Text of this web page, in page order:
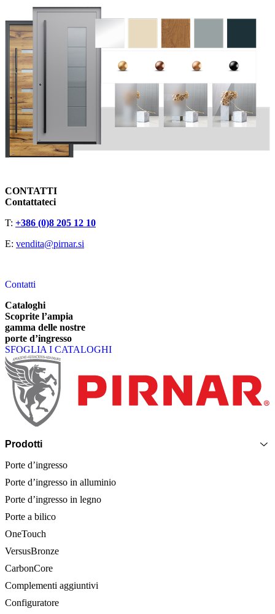
CONTATTI
Contattateci
T: +386 (0)8 205 12 10
E: vendita@pirnar.si
Contatti
Cataloghi
Scoprite l’ampia
gamma delle nostre
porte d’ingresso
SFOGLIA I CATALOGHI
Piè di pagina
Prodotti
Porte d’ingresso
Porte d’ingresso in alluminio
Porte d’ingresso in legno
Porte a bilico
OneTouch
VersusBronze
CarbonCore
Complementi aggiuntivi
Configuratore